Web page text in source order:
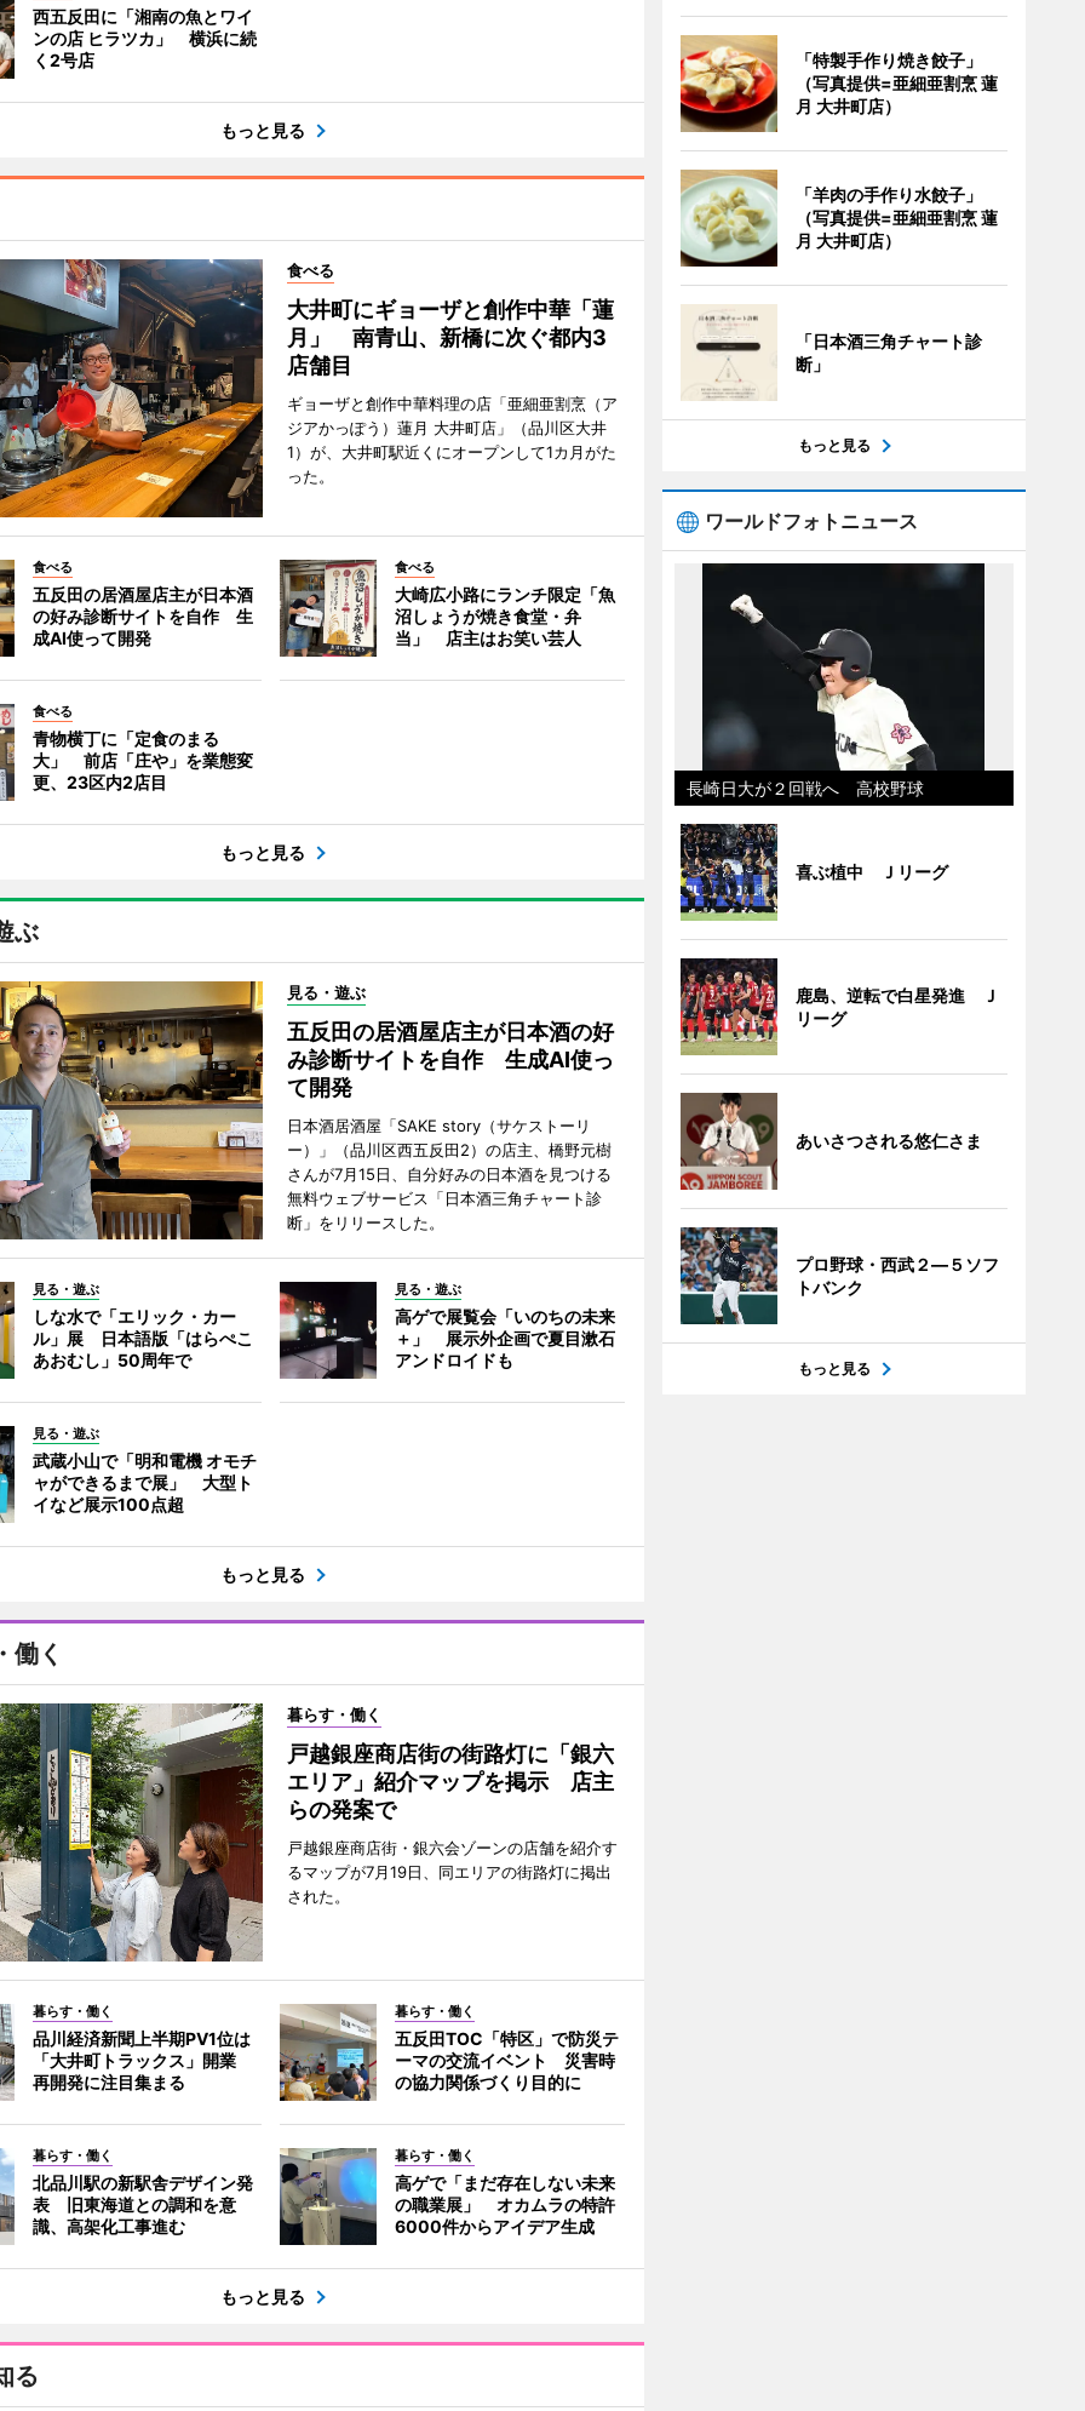
西五反田に「湘南の魚とワイ
ンの店 ヒラツカ」 横浜に続
く2号店
もっと見る
食べる
大井町にギョーザと創作中華「蓮
月」 南青山、新橋に次ぐ都内3
店舗目
ギョーザと創作中華料理の店「亜細亜割烹（ア
ジアかっぽう）蓮月 大井町店」（品川区大井
1）が、大井町駅近くにオープンして1カ月がた
った。
食べる
五反田の居酒屋店主が日本酒
の好み診断サイトを自作 生
成AI使って開発
食べる
大崎広小路にランチ限定「魚
沼しょうが焼き食堂・弁
当」 店主はお笑い芸人
食べる
青物横丁に「定食のまる
大」 前店「庄や」を業態変
更、23区内2店目
もっと見る
ぶ
見る・遊ぶ
五反田の居酒屋店主が日本酒の好
み診断サイトを自作 生成AI使っ
て開発
日本酒居酒屋「SAKE story（サケストーリ
ー）」（品川区西五反田2）の店主、橋野元樹
さんが7月15日、自分好みの日本酒を見つける
無料ウェブサービス「日本酒三角チャート診
断」をリリースした。
見る・遊ぶ
しな水で「エリック・カー
ル」展 日本語版「はらぺこ
あおむし」50周年で
見る・遊ぶ
高ゲで展覧会「いのちの未来
＋」 展示外企画で夏目漱石
アンドロイドも
見る・遊ぶ
武蔵小山で「明和電機 オモチ
ャができるまで展」 大型ト
イなど展示100点超
もっと見る
働く
暮らす・働く
戸越銀座商店街の街路灯に「銀六
エリア」紹介マップを掲示 店主
らの発案で
戸越銀座商店街・銀六会ゾーンの店舗を紹介す
るマップが7月19日、同エリアの街路灯に掲出
された。
暮らす・働く
品川経済新聞上半期PV1位は
「大井町トラックス」開業
再開発に注目集まる
暮らす・働く
五反田TOC「特区」で防災テ
ーマの交流イベント 災害時
の協力関係づくり目的に
暮らす・働く
北品川駅の新駅舎デザイン発
表 旧東海道との調和を意
識、高架化工事進む
暮らす・働く
高ゲで「まだ存在しない未来
の職業展」 オカムラの特許
6000件からアイデア生成
もっと見る
る
「特製手作り焼き餃子」
（写真提供=亜細亜割烹 蓮
月 大井町店）
「羊肉の手作り水餃子」
（写真提供=亜細亜割烹 蓮
月 大井町店）
「日本酒三角チャート診
断」
もっと見る
ワールドフォトニュース
長崎日大が２回戦へ 高校野球
喜ぶ植中 Ｊリーグ
鹿島、逆転で白星発進 Ｊ
リーグ
あいさつされる悠仁さま
プロ野球・西武２―５ソフ
トバンク
もっと見る